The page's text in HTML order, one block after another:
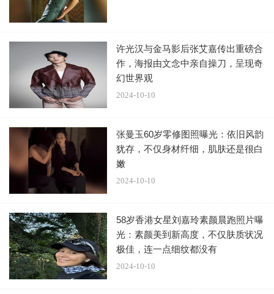
这个消息让许多粉丝兴奋不已，杨幂自从离婚后，一直
因为女儿的问题饱受争议。她本身就是一个极其低调的人，
多次公开表示不愿意拿孩子当话题，就连回香港都是低调进
如果真的将女儿要回来，那以后就避免因这个问题受到
攻击。
其实关于杨幂争夺抚养权一事，并不是空穴来风。7月
初刘恺威带着小糯米现身加拿大，此前他暑假并未带女儿出
国旅行，这次却去了他和杨幂的登记地，当时就有网友指出
他疑是为了抚养权一事到处奔波，并不是单纯的旅行。
许光汉与金马影后张艾嘉传出重磅合
作，海报由文念中亲自操刀，呈现奇
幻世界观
2024-10-10
张曼玉60岁零修图照曝光：依旧风韵
犹存，不仅身材纤细，肌肤还是很白
嫩
2024-10-10
58岁香港女星刘嘉玲素颜晨跑照片曝
光：素颜美到新高度，不仅肤质状况
极佳，连一点细纹都没有
2024-10-10